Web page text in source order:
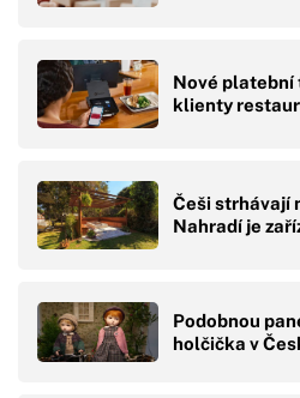
Nové
klienty
Češi strhávají
Nahradí je
Podobnou
holčička v